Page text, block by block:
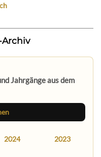
Jahrgänge aus dem
2024 2023